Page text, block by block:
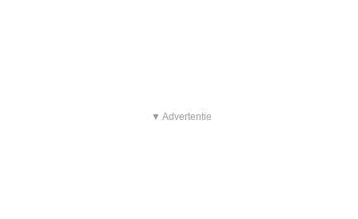
▼ Advertentie